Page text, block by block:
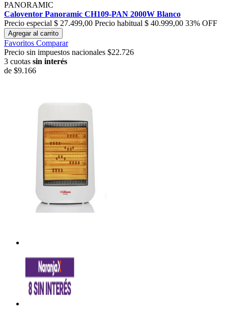
PANORAMIC
Caloventor Panoramic CH109-PAN 2000W Blanco
Precio especial $ 27.499,00 Precio habitual $ 40.999,00 33% OFF
Agregar al carrito
Favoritos Comparar
Precio sin impuestos nacionales $22.726
3 cuotas sin interés
de $9.166